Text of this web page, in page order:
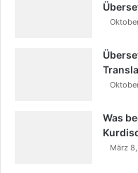
Was
März